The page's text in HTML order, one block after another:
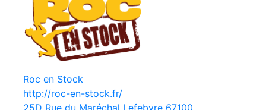
Roc en Stock
http://roc-en-stock.fr/
25D Rue du Maréchal Lefebvre 67100